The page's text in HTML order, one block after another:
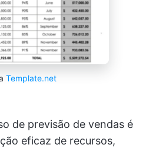
Template.net
de previsão de vendas é
eficaz de recursos,